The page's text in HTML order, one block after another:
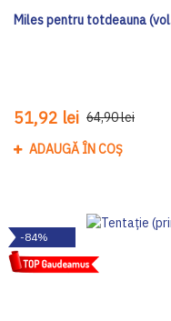
Miles pentru totdeauna
51,92 lei 64,90 lei
ADAUGĂ ÎN COȘ
-84%